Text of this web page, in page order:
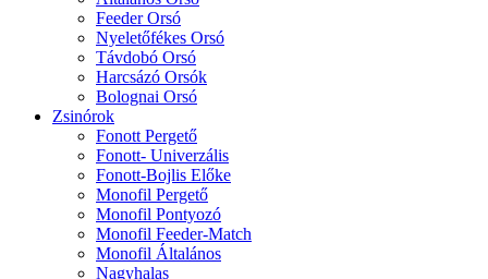
Feeder Orsó
Nyeletőfékes Orsó
Távdobó Orsó
Harcsázó Orsók
Bolognai Orsó
Zsinórok
Fonott Pergető
Fonott- Univerzális
Fonott-Bojlis Előke
Monofil Pergető
Monofil Pontyozó
Monofil Feeder-Match
Monofil Általános
Nagyhalas